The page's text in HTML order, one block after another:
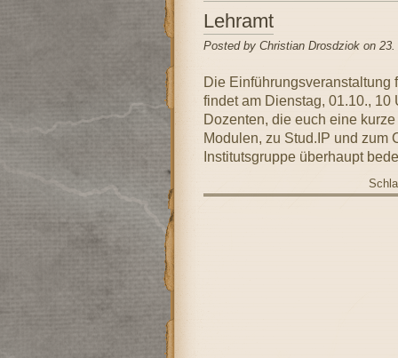
Lehramt
Posted by Christian Drosdziok on
Die Einführungsveranstaltung
findet am Dienstag, 01.10., 10
Dozenten, die euch eine
Modulen, zu Stud.IP und zum
Institutsgruppe überhaupt